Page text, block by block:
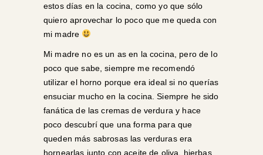
estos días en la cocina, como yo que sólo
quiero aprovechar lo poco que me queda con
mi madre
Mi madre no es un as en la cocina, pero de lo
poco que sabe, siempre me recomendó
utilizar el horno porque era ideal si no querías
ensuciar mucho en la cocina. Siempre he sido
fanática de las cremas de verdura y hace
poco descubrí que una forma para que
queden más sabrosas las verduras era
hornearlas junto con aceite de oliva, hierbas